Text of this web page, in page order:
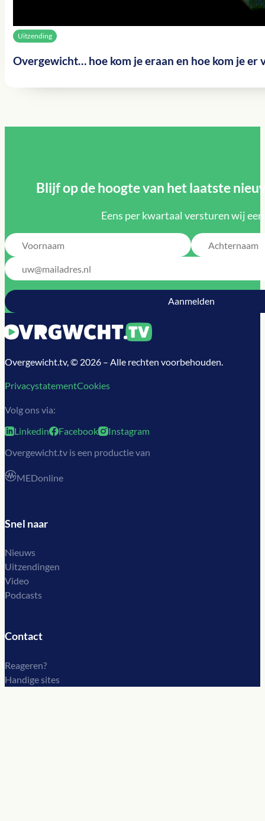
Uitzending
Overgewicht… hoe kom je eraan en hoe kom je er
Blijf op de hoogte van het laatste
Eens per kwartaal versturen wij
Overgewicht.tv, © 2026 – Alle rechten voorbehouden.
PrivacystatementCookies
Volg ons via:
Linkedin
Facebook
Instagram
Overgewicht.tv is een productie van
MEDonline
Snel naar
Nieuws
Uitzendingen
Video
Podcasts
Contact
Reageren?
Handige sites